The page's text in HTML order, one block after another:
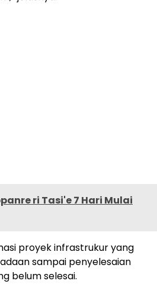
ri Tasi'e 7 Hari Mulai
proyek infrastrukur yang
sampai penyelesaian
belum selesai.